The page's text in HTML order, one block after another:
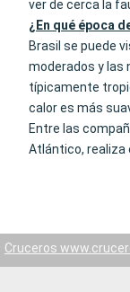
ver de cerca la
¿En qué época
Brasil se puede
moderados y las
típicamente
calor es más
Entre las
Atlántico, realiza
Cruceros